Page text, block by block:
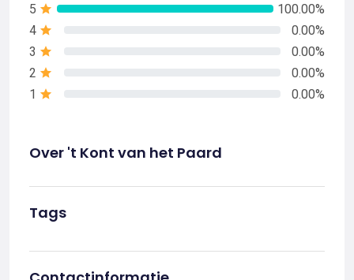
5
100.00%
4
0.00%
3
0.00%
2
0.00%
1
0.00%
Over 't Kont van het Paard
Tags